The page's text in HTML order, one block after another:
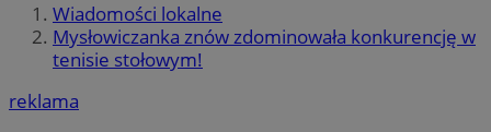
Wiadomości lokalne
Mysłowiczanka znów zdominowała konkurencję w
tenisie stołowym!
reklama